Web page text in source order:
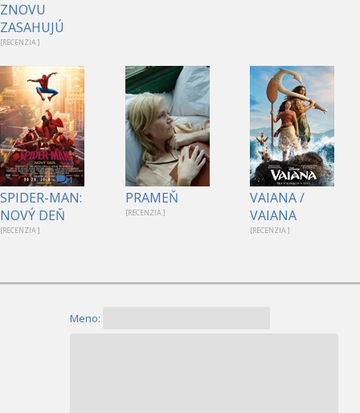
ZNOVU
ZASAHUJÚ
[RECENZIA ]
1
SPIDER-MAN:
NOVÝ DEŇ
[RECENZIA ]
PRAMEŇ
[RECENZIA ]
VAIANA /
VAIANA
[RECENZIA ]
Meno: